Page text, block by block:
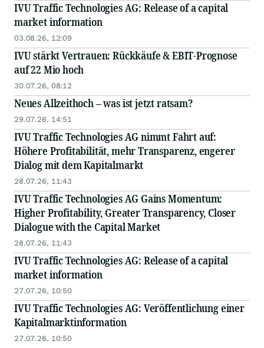
IVU Traffic Technologies AG: Release of a capital
market information
03.08.26, 12:09
IVU stärkt Vertrauen: Rückkäufe & EBIT-Prognose
auf 22 Mio hoch
30.07.26, 08:12
Neues Allzeithoch – was ist jetzt ratsam?
29.07.26, 14:51
IVU Traffic Technologies AG nimmt Fahrt auf:
Höhere Profitabilität, mehr Transparenz, engerer
Dialog mit dem Kapitalmarkt
28.07.26, 11:43
IVU Traffic Technologies AG Gains Momentum:
Higher Profitability, Greater Transparency, Closer
Dialogue with the Capital Market
28.07.26, 11:43
IVU Traffic Technologies AG: Release of a capital
market information
27.07.26, 10:50
IVU Traffic Technologies AG: Veröffentlichung einer
Kapitalmarktinformation
27.07.26, 10:50